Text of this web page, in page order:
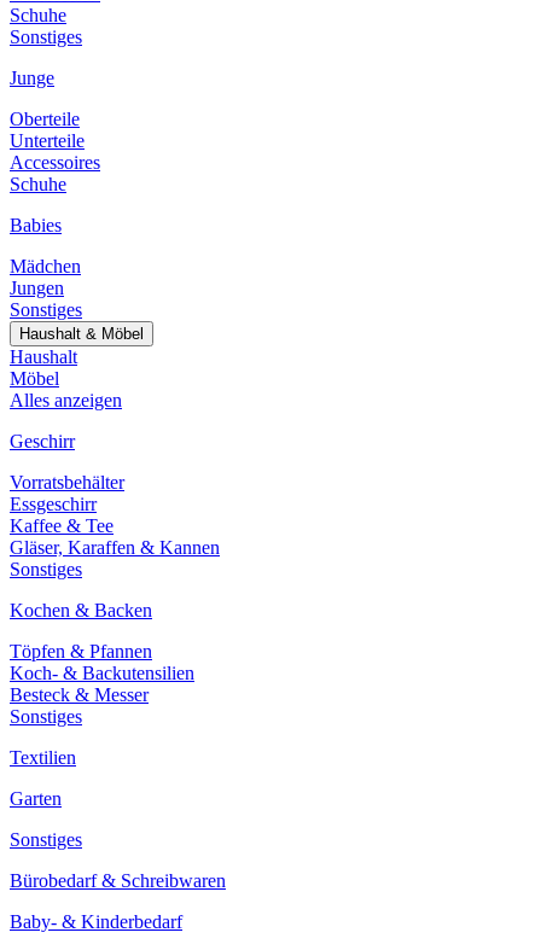
Schuhe
Sonstiges
Junge
Oberteile
Unterteile
Accessoires
Schuhe
Babies
Mädchen
Jungen
Sonstiges
Haushalt & Möbel
Haushalt
Möbel
Alles anzeigen
Geschirr
Vorratsbehälter
Essgeschirr
Kaffee & Tee
Gläser, Karaffen & Kannen
Sonstiges
Kochen & Backen
Töpfen & Pfannen
Koch- & Backutensilien
Besteck & Messer
Sonstiges
Textilien
Garten
Sonstiges
Bürobedarf & Schreibwaren
Baby- & Kinderbedarf